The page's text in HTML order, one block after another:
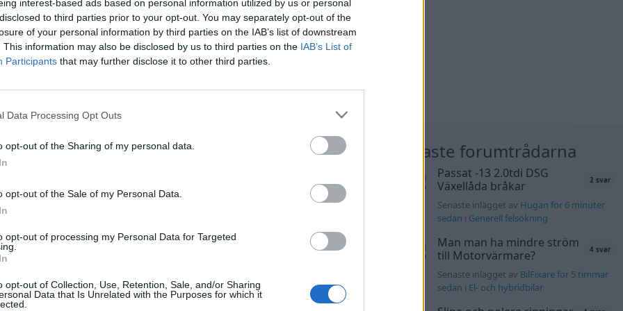
interest-based ads based on personal information utilized by us or personal
to third parties prior to your opt-out. You may separately opt-out of the
of your personal information by third parties on the IAB’s list of downstream
This information may also be disclosed by us to third parties on the IAB’s List of
Participants that may further disclose it to other third parties.
Data Processing Opt Outs
opt-out of the Sharing of my personal data.
opt-out of the Sale of my Personal Data.
opt-out of processing my Personal Data for Targeted
opt-out of Collection, Use, Retention, Sale, and/or Sharing
Data that Is Unrelated with the Purposes for which it
foruminläggen
inlägget av
i
att folk köper bil
fel anledning.
iAllmänt
Senaste projektinläggen
16vt4m för 21
Vw 1956 oval prosjekt
jarleb för 2 timmar
Volkswagen Golf MK4 v6
4motion OEM++ med JDM
Nyaste forumtrådarna
Passat -13 2.0tdi DSG
Växellåda bråkar
2 svar
Senaste inlägget av Hugan för 6 minuter
sedan i Generell felsökning
Man man ha mindre ström
till Motorvärmare?
4 svar
Senaste inlägget av BilFixare för 5 timmar
sedan i El- och hybridbilar